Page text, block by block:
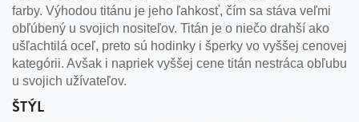
farby. Výhodou titánu je jeho ľahkosť, čím sa stáva veľmi
obľúbený u svojich nositeľov. Titán je o niečo drahší ako
ušľachtilá oceľ, preto sú hodinky i šperky vo vyššej cenovej
kategórii. Avšak i napriek vyššej cene titán nestráca obľubu
u svojich užívateľov.
ŠTÝL